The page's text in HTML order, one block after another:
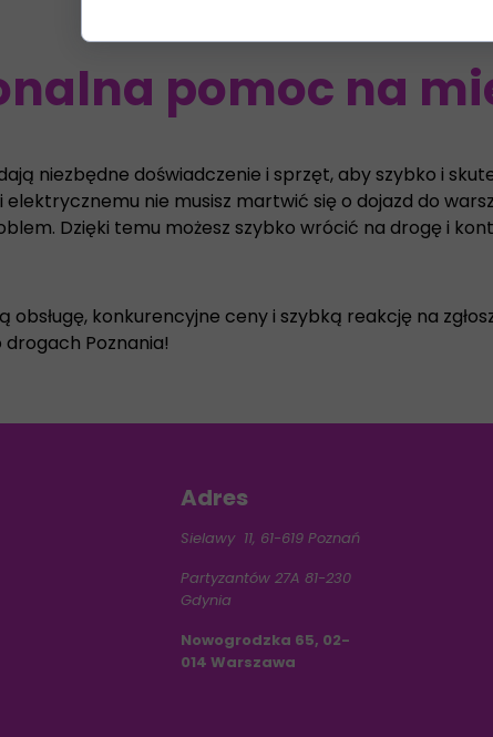
pomoc na
niezbędne doświadczenie i sprzęt, aby szybko i
elektrycznemu nie musisz martwić się o dojazd do
Dzięki temu możesz szybko wrócić na drogę i
konkurencyjne ceny i szybką reakcję na
Poznania!
Adres
Sielawy 11, 61-619 Poznań
Partyzantów 27A 81-230
Gdynia
Nowogrodzka 65, 02-
014 Warszawa